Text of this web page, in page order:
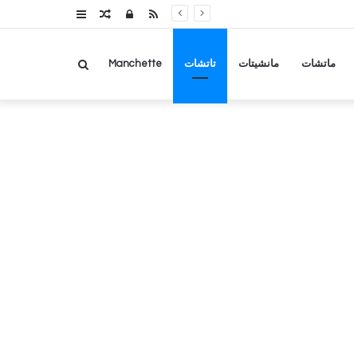
عمودمقالتسجيلRSS
ماتشات مانشيتات تاتشات Manchette بحث